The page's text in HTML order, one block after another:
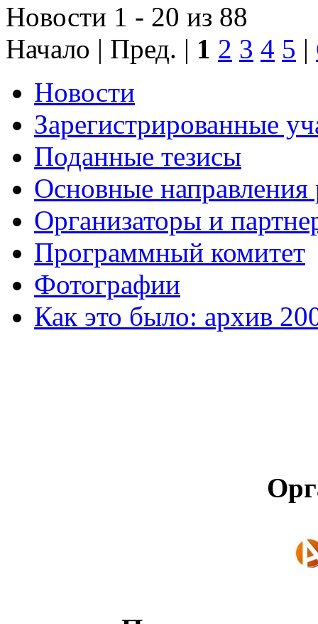
Новости 1 - 20 из 88
Начало | Пред. | 1 2 3 4 5 |
Новости
Зарегистрированные
Поданные тезисы
Основные направления
Организаторы и
Программный комитет
Фотографии
Как это было: архив